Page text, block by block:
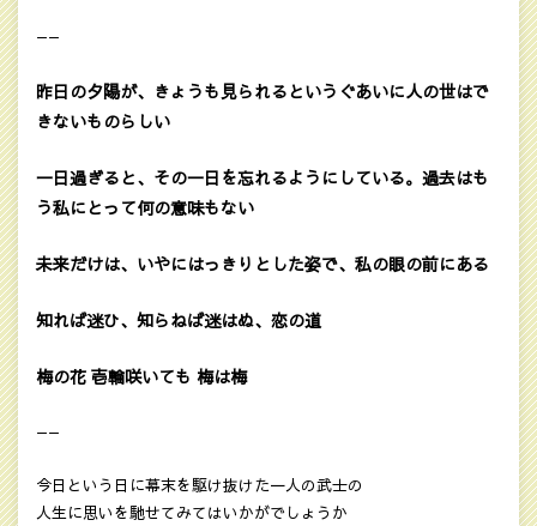
——
昨日の夕陽が、きょうも見られるというぐあいに人の世はで
きないものらしい
一日過ぎると、その一日を忘れるようにしている。過去はも
う私にとって何の意味もない
未来だけは、いやにはっきりとした姿で、私の眼の前にある
知れば迷ひ、知らねば迷はぬ、恋の道
梅の花 壱輪咲いても 梅は梅
——
今日という日に幕末を駆け抜けた一人の武士の
人生に思いを馳せてみてはいかがでしょうか